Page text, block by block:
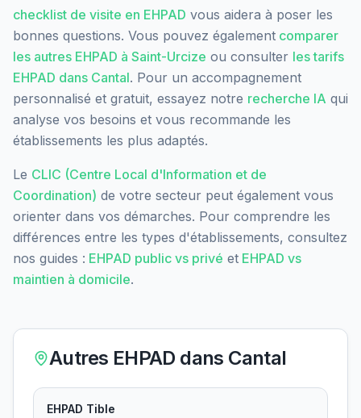
checklist de visite en EHPAD vous aidera à poser les
bonnes questions. Vous pouvez également comparer
les autres EHPAD à Saint-Urcize ou consulter les tarifs
EHPAD dans Cantal. Pour un accompagnement
personnalisé et gratuit, essayez notre recherche IA qui
analyse vos besoins et vous recommande les
établissements les plus adaptés.
Le CLIC (Centre Local d'Information et de
Coordination) de votre secteur peut également vous
orienter dans vos démarches. Pour comprendre les
différences entre les types d'établissements, consultez
nos guides : EHPAD public vs privé et EHPAD vs
maintien à domicile.
Autres EHPAD dans Cantal
EHPAD Tible